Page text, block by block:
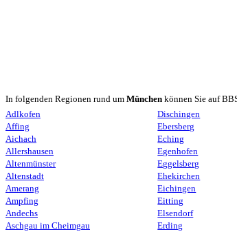
In folgenden Regionen rund um München können Sie auf
Adlkofen
Affing
Aichach
Allershausen
Altenmünster
Altenstadt
Amerang
Ampfing
Andechs
Aschgau im Cheimgau
Dischingen
Ebersberg
Eching
Egenhofen
Eggelsberg
Ehekirchen
Eichingen
Eitting
Elsendorf
Erding